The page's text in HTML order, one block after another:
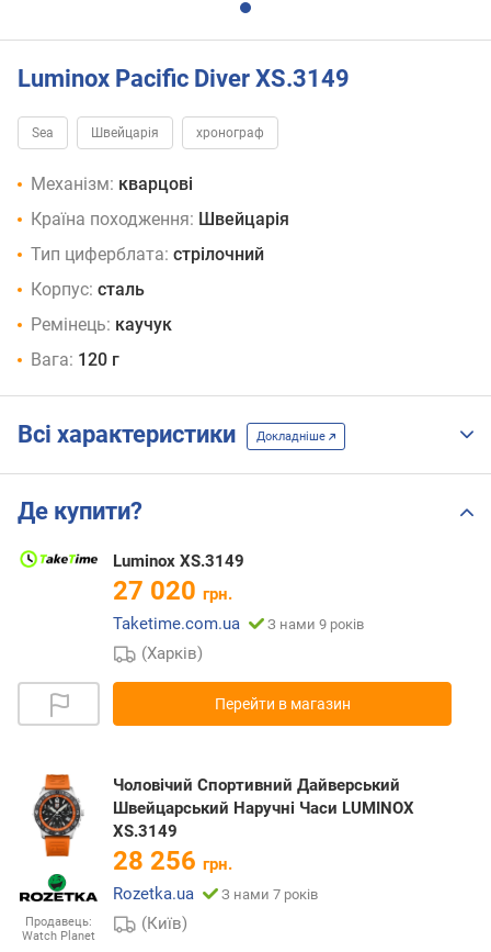
Luminox Pacific Diver XS.3149
Sea Швейцарія хронограф
Механізм: кварцові
Країна походження: Швейцарія
Тип циферблата: стрілочний
Корпус: сталь
Ремінець: каучук
Вага: 120 г
Всі характеристики Докладніше
Де купити?
Luminox XS.3149
27 020 грн.
Taketime.com.ua
З нами 9 років
(Харків)
Перейти в магазин
Продавець:
Watch Planet
Чоловічий Спортивний Дайверський
Швейцарський Наручні Часи LUMINOX
XS.3149
28 256 грн.
Rozetka.ua
З нами 7 років
(Київ)